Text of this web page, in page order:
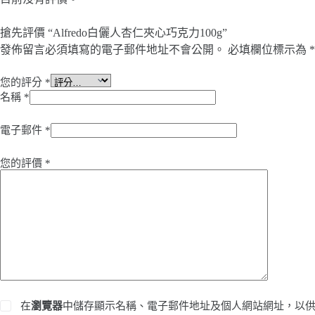
搶先評價 “Alfredo白儷人杏仁夾心巧克力100g”
發佈留言必須填寫的電子郵件地址不會公開。 必填欄位標示為 *
您的評分 *
名稱 *
電子郵件 *
您的評價 *
在瀏覽器中儲存顯示名稱、電子郵件地址及個人網站網址，以